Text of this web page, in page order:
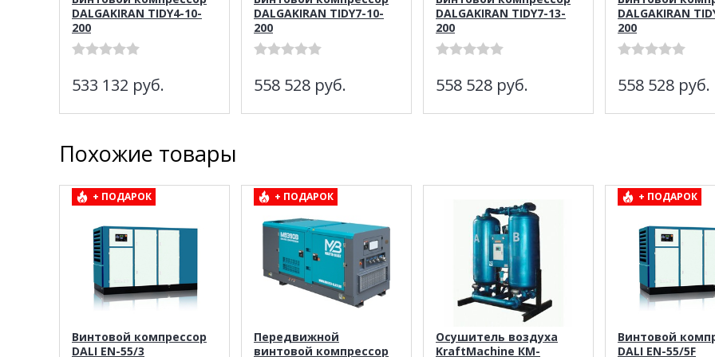
DALGAKIRAN TIDY4-10-
200
533 132 руб.
DALGAKIRAN TIDY7-10-
200
558 528 руб.
DALGAKIRAN TIDY7-13-
200
558 528 руб.
DALGAKIRAN
200
558 528 руб.
Похожие товары
+ ПОДАРОК
Винтовой компрессор
DALI EN-55/3
+ ПОДАРОК
Передвижной
винтовой компрессор
Осушитель воздуха
KraftMachine КМ-
+ ПОДАРОК
Винтовой
DALI EN-55/5F